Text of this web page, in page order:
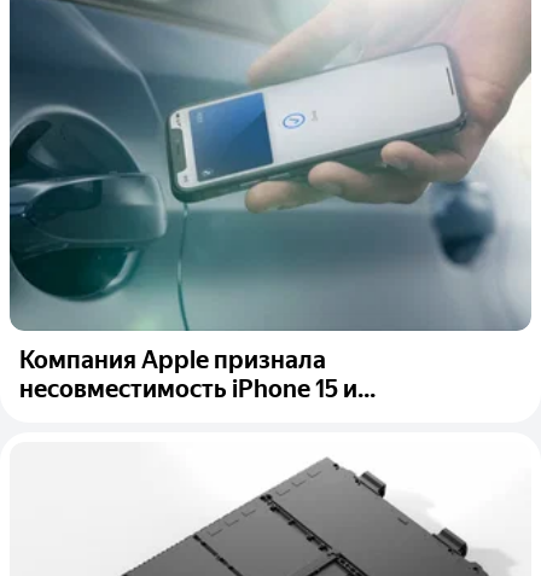
Компания Apple признала
несовместимость iPhone 15 и...